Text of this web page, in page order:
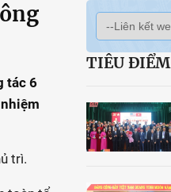
tác 6
trì.
TIÊU ĐIỂM